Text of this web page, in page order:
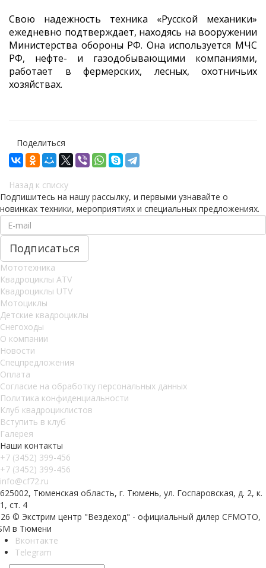
Свою надежность техника «Русской механики»
ежедневно подтверждает, находясь на вооружении
Министерства обороны РФ. Она используется МЧС
РФ, нефте- и газодобывающими компаниями,
работает в фермерских, лесных, охотничьих
хозяйствах.
Поделиться
Назад к списку
Подпишитесь на нашу рассылку, и первыми узнавайте о
новинках техники, мероприятиях и специальных предложениях.
Мототехника
Квадроциклы ATV
Квадроциклы UTV
Мотоциклы
Детские квадроциклы
Снегоходы
О компании
Новости
Спецпредложения
Оплата
Согласие на обработку персональных данных
Политика конфиденциальности
Клуб квадроциклистов
Вступить в клуб
Галерея
Наши контакты
+7 (3452) 399-456
+7 (3452) 399-456
info@cf72.ru
625002, Тюменская область, г. Тюмень, ул. Госпаровская, д. 2, к.
1, ст. 4
© Экстрим центр "Вездеход" - официальный дилер CFMOTO,
в Тюмени
Вконтакте
Telegram